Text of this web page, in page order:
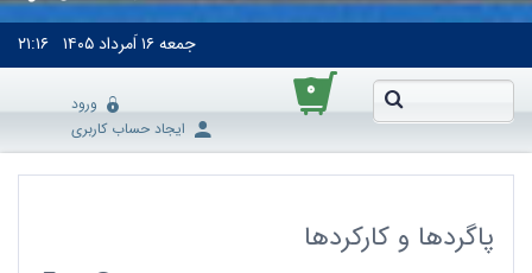
جمعه۱۶ اَمرداد ۱۴۰۵ ۲۱:۱۶
۰
ورود
ایجاد حساب کاربری
پاگردها و کارکردها